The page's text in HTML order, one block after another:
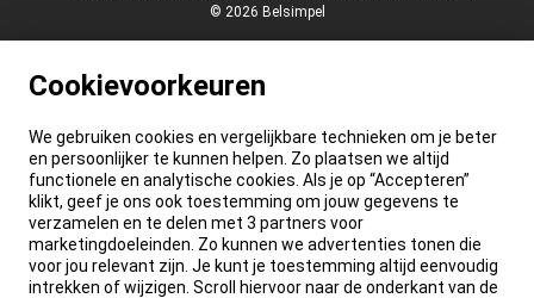
© 2026 Belsimpel
Cookievoorkeuren
We gebruiken cookies en vergelijkbare technieken om je beter
en persoonlijker te kunnen helpen. Zo plaatsen we altijd
functionele en analytische cookies. Als je op “Accepteren”
klikt, geef je ons ook toestemming om jouw gegevens te
verzamelen en te delen met 3 partners voor
marketingdoeleinden. Zo kunnen we advertenties tonen die
voor jou relevant zijn. Je kunt je toestemming altijd eenvoudig
intrekken of wijzigen. Scroll hiervoor naar de onderkant van de